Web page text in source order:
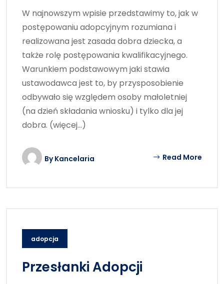
W najnowszym wpisie przedstawimy to, jak w
postępowaniu adopcyjnym rozumiana i
realizowana jest zasada dobra dziecka, a
także rolę postępowania kwalifikacyjnego.
Warunkiem podstawowym jaki stawia
ustawodawca jest to, by przysposobienie
odbywało się względem osoby małoletniej
(na dzień składania wniosku) i tylko dla jej
dobra. (więcej…)
ByKancelaria Read More
adopcja
Przesłanki Adopcji